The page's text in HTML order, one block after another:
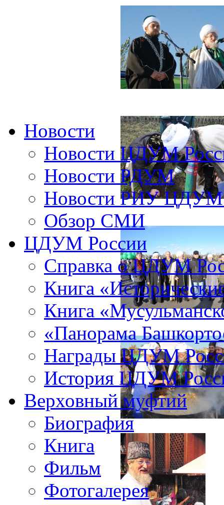
Новости
Новости ЦДУМ
Новости РДУМ
Новости РИУ ЦДУМ
Обзор СМИ
ЦДУМ России
Справка о ЦДУМ
Книга
Книга
«Панорама
Награды ЦДУМ
История ЦДУМ
Верховный муфтий
Биография
Книга
Фильм
Фотогалерея